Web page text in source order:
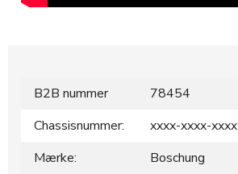
B2B nummer
78454
Chassisnummer:
xxxx-xxxx-xxxx
Mærke:
Boschung